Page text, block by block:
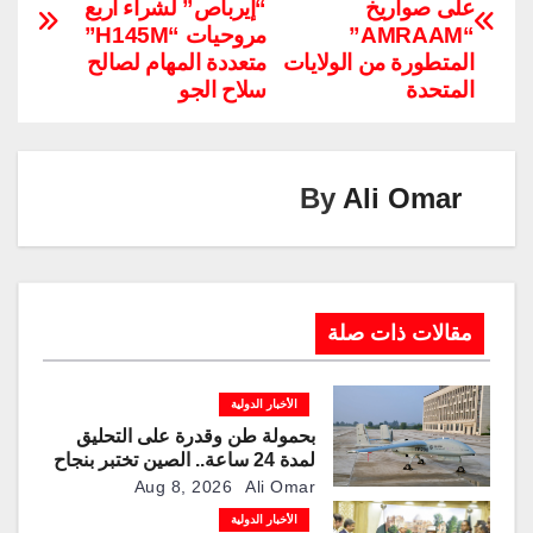
b
o
o
A
p
a
m
dI
n
Li
n
“إيرباص” لشراء أربع
مروحيات “H145M”
متعددة المهام لصالح
سلاح الجو
على صواريخ
“AMRAAM”
المتطورة من الولايات
المتحدة
By Ali Omar
مقالات ذات صلة
الأخبار الدولية
بحمولة طن وقدرة على التحليق
لمدة 24 ساعة.. الصين تختبر بنجاح
مسيّرة “TP200”
Aug 8, 2026 Ali Omar
الأخبار الدولية